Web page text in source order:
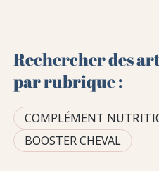
Rechercher des
par rubrique :
COMPLÉMENT
BOOSTER CHEVAL